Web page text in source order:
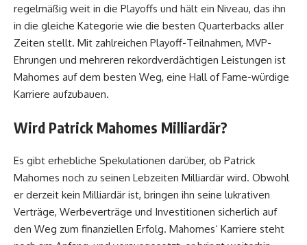
regelmäßig weit in die Playoffs und hält ein Niveau, das ihn
in die gleiche Kategorie wie die besten Quarterbacks aller
Zeiten stellt. Mit zahlreichen Playoff-Teilnahmen, MVP-
Ehrungen und mehreren rekordverdächtigen Leistungen ist
Mahomes auf dem besten Weg, eine Hall of Fame-würdige
Karriere aufzubauen.
Wird Patrick Mahomes Milliardär?
Es gibt erhebliche Spekulationen darüber, ob Patrick
Mahomes noch zu seinen Lebzeiten Milliardär wird. Obwohl
er derzeit kein Milliardär ist, bringen ihn seine lukrativen
Verträge, Werbeverträge und Investitionen sicherlich auf
den Weg zum finanziellen Erfolg. Mahomes‘ Karriere steht